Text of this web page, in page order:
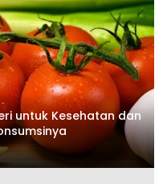
untuk Kesehatan dan